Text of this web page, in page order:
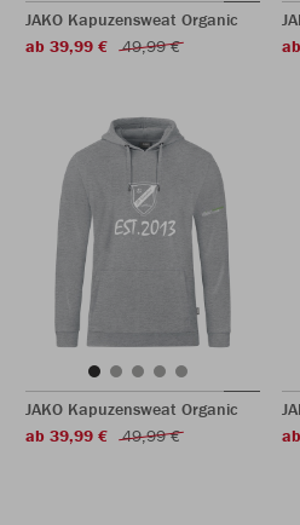
JAKO Kapuzensweat Organic
ab 39,99 €
49,99 €
JAKO Kapuzensweat Organic
ab 39,99 €
49,99 €